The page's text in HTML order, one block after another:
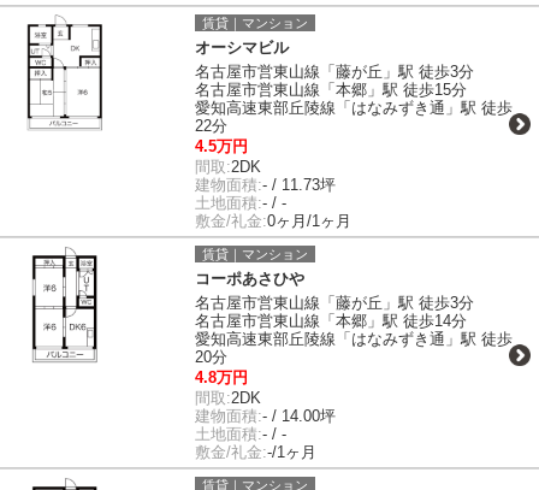
賃貸｜マンション
オーシマビル
名古屋市営東山線「藤が丘」駅 徒歩3分
名古屋市営東山線「本郷」駅 徒歩15分
愛知高速東部丘陵線「はなみずき通」駅 徒歩
22分
4.5万円
間取:2DK
建物面積:- / 11.73坪
土地面積:- / -
敷金/礼金:0ヶ月/1ヶ月
賃貸｜マンション
コーポあさひや
名古屋市営東山線「藤が丘」駅 徒歩3分
名古屋市営東山線「本郷」駅 徒歩14分
愛知高速東部丘陵線「はなみずき通」駅 徒歩
20分
4.8万円
間取:2DK
建物面積:- / 14.00坪
土地面積:- / -
敷金/礼金:-/1ヶ月
賃貸｜マンション